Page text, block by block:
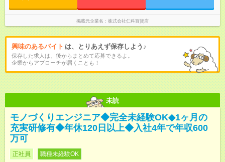
掲載元企業名 株式会社仁科百貨店
興味のあるバイト は、とりあえず保存しよう♪
保存した求人は、後からまとめて応募できるよ。
企業からアプローチが届くことも！
未読
モノづくりエンジニア◆完全未経験OK◆1ヶ月の
充実研修有◆年休120日以上◆入社4年で年収600
万可
正社員 職種未経験OK